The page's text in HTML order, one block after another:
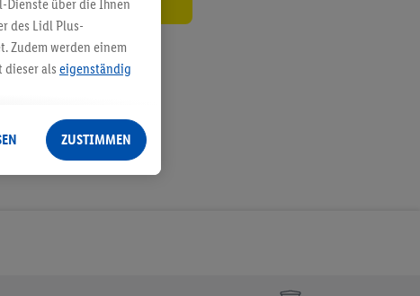
Dienste über die Ihnen
des Lidl Plus-
Zudem werden einem
als eigenständig
Lidl-Dienste, Ihr
- sowie Ihre
dem Speichern von
technischen
ZUSTIMMEN